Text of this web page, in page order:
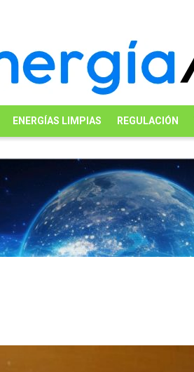
ENERGÍAS LIMPIAS REGULACIÓN